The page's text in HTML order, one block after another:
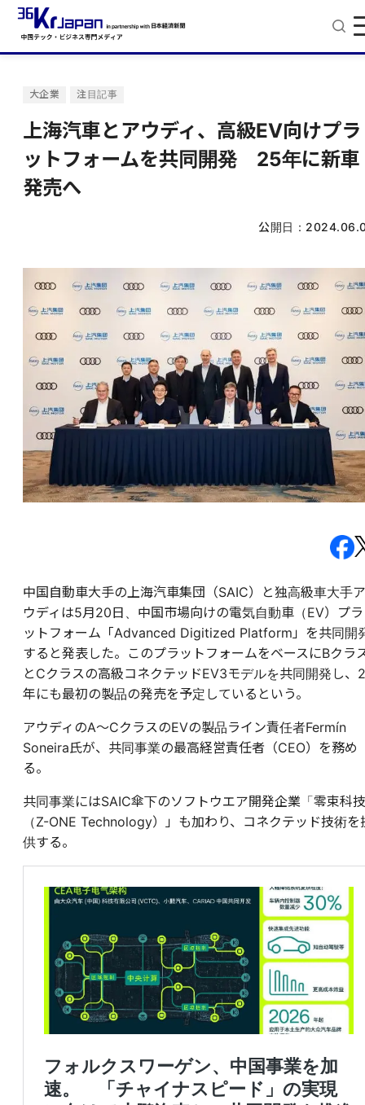
大企業 注目記事
上海汽車とアウディ、高級EV向けプラ
ットフォームを共同開発 25年に新車
発売へ
公開日：
中国自動車大手の上海汽車集団（SAIC）と独高級車大手ア
ウディは5月20日、中国市場向けの電気自動車（EV）プラ
ットフォーム「Advanced Digitized Platform」を共同開
すると発表した。このプラットフォームをベースにBクラ
とCクラスの高級コネクテッドEV3モデルを共同開発し、
年にも最初の製品の発売を予定しているという。
アウディのA～CクラスのEVの製品ライン責任者Fermín
Soneira氏が、共同事業の最高経営責任者（CEO）を務め
る。
共同事業にはSAIC傘下のソフトウエア開発企業「零束科技
（Z-ONE Technology）」も加わり、コネクテッド技術を
供する。